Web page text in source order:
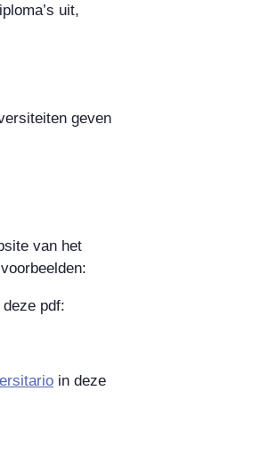
uit,
geven
van het
deze pdf:
in deze